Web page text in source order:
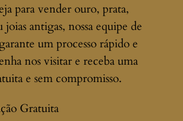
para vender ouro, prata,
joias antigas, nossa equipe de
um processo rápido e
nos visitar e receba uma
e sem compromisso.
Gratuita